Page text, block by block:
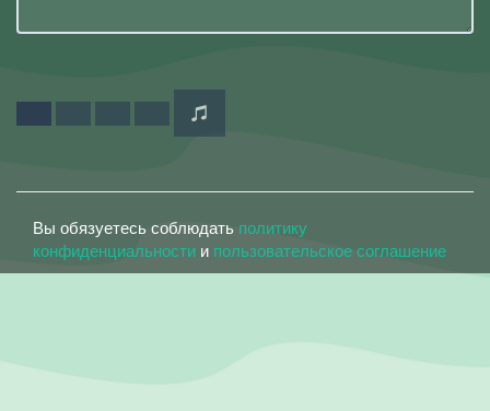
Вы обязуетесь соблюдать политику
конфиденциальности и пользовательское соглашение